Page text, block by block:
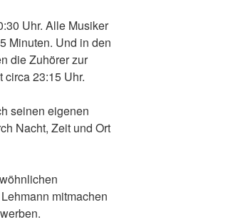
Uhr. Alle Musiker
Minuten. Und in den
die Zuhörer zur
23:15 Uhr.
seinen eigenen
Nacht, Zeit und Ort
mitmachen